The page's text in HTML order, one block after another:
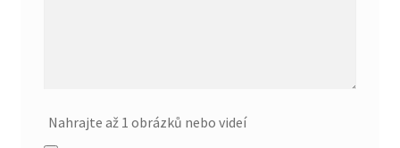
Nahrajte až 1 obrázků nebo videí